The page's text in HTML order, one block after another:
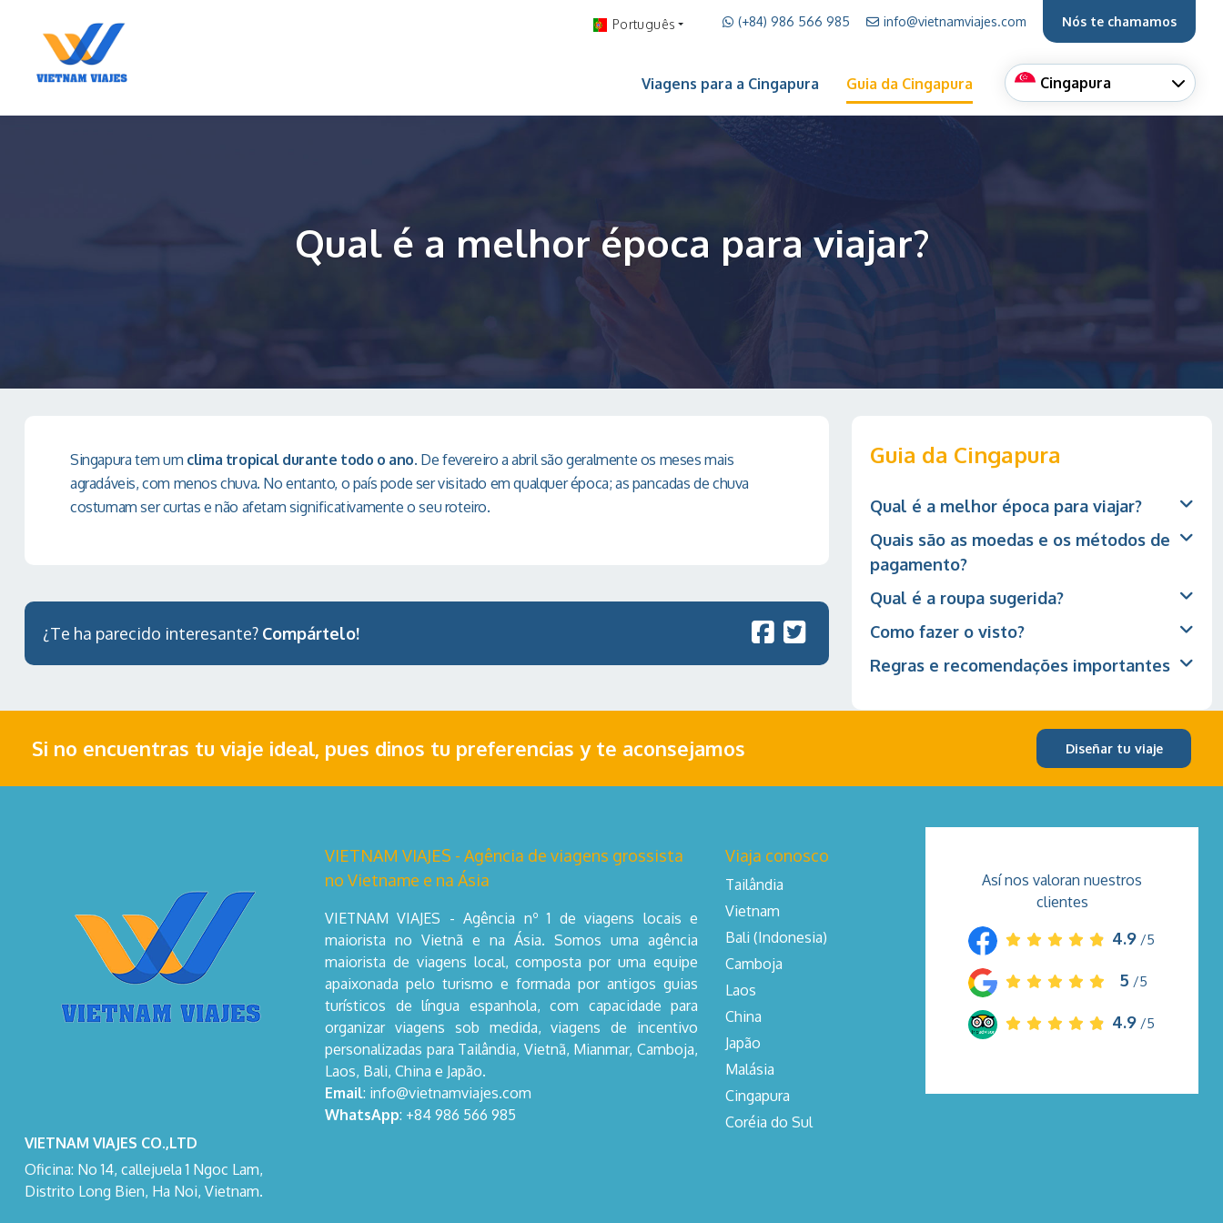
Português (+84) 986 566 985 info@vietnamviajes.com Nós te chamamos
Viagens para a Cingapura Guia da Cingapura Cingapura
Qual é a melhor época para viajar?
Singapura tem um clima tropical durante todo o ano. De fevereiro a abril são geralmente os meses mais
agradáveis, com menos chuva. No entanto, o país pode ser visitado em qualquer época; as pancadas de chuva
costumam ser curtas e não afetam significativamente o seu roteiro.
¿Te ha parecido interesante? Compártelo!
Guia da Cingapura
Qual é a melhor época para viajar?
Quais são as moedas e os métodos de
pagamento?
Qual é a roupa sugerida?
Como fazer o visto?
Regras e recomendações importantes
Si no encuentras tu viaje ideal, pues dinos tu preferencias y te aconsejamos Diseñar tu viaje
VIETNAM VIAJES CO.,LTD
Oficina: No 14, callejuela 1 Ngoc Lam,
Distrito Long Bien, Ha Noi, Vietnam.
VIETNAM VIAJES - Agência de viagens grossista
no Vietname e na Ásia
VIETNAM VIAJES - Agência nº 1 de viagens locais e
maiorista no Vietnã e na Ásia. Somos uma agência
maiorista de viagens local, composta por uma equipe
apaixonada pelo turismo e formada por antigos guias
turísticos de língua espanhola, com capacidade para
organizar viagens sob medida, viagens de incentivo
personalizadas para Tailândia, Vietnã, Mianmar, Camboja,
Laos, Bali, China e Japão.
Email: info@vietnamviajes.com
WhatsApp: +84 986 566 985
Viaja conosco
Tailândia
Vietnam
Bali (Indonesia)
Camboja
Laos
China
Japão
Malásia
Cingapura
Coréia do Sul
Así nos valoran nuestros
clientes
4.9 /5
5 /5
4.9 /5